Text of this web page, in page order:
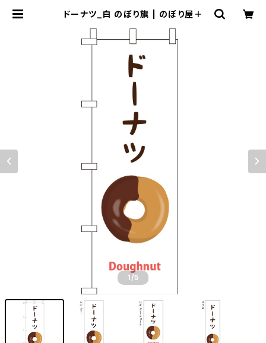
ドーナツ_白 のぼり旗 | のぼり屋＋
1/5